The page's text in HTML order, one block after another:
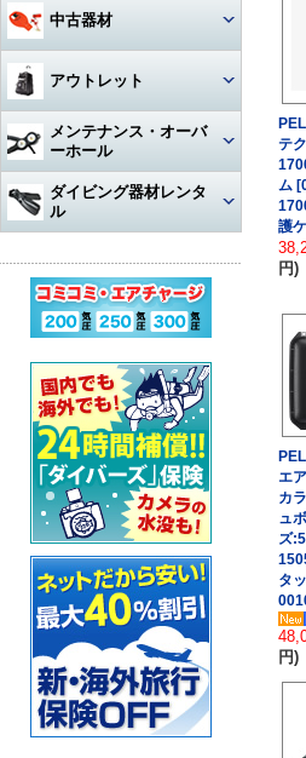
冬用アクセサリー・暖かアイテ
ム
キーホルダー
耳栓・耳抜きアイテム
トラベルグッズ
水中遊び道具
ログタンク
保護アイテム
フラッグ
防水アイテム
その他
アパレルその他
ホース‐ゲージ（高圧）
ホース‐ドライスーツ
ホース‐その他
洗浄用品
アダプター
パーツ・その他
アクセサリー・その他
ウェットスーツ
ドライスーツ
フード
ウェイト
フーカー関連
水中通話装置
作業用道具
激レアアイテム
タンク
タンク
移充填ホース
タンクアクセサリー・その他
簡易潜水器具・緊急浮上用セッ
水中スクーター
水中銃(スピアガン)・手モリ
シャフト
シャフトアクセサリー
スリングゴム
モリ先
ウィッシュボン
ライン
バンジー
リール
パーツ・アクセサリー
コンプレッサー本体
ステッカー
超音波洗浄機
超音波洗浄機
アクセサリー・その他
その他
中古器材
カメラ関連
ダイブコンピュータ
重器材
レギュレター
オクトパス
ゲージ
BCジャケット
オクトパスインフレーター
（AIR-2等）
インフレーター
セット
軽器材
マスク
スノーケル
フィン
ブーツ
グローブ
セット
スーツ
ウェットスーツ
ドライスーツ
フード・ベスト
ボートコート
バッグ
メッシュバッグ
キャスター・キャリーバッグ
ハードケース
ウォータープルーフバッグ
ペリカンケース
レギュレターバッグ
スーツバッグ
その他
アクセサリー
ナイフ
カラビナ・フック
ホース、ゲージ、オクトパス
ホルダー
スレート
指示棒
マスク曇り止め
ベル・シェーカー
水中ライト
ウェイト
セーフティーグッズ
フロート・シグナルブイ
ホーン・ブザー
ライフジャケット
アクセサリー・その他
タンク
簡易潜水器具
水中銃(スピアガン)・手モリ関
その他
アウトレット
重器材
軽器材
その他
メンテナンス・オーバ
ーホール
レギュレター（1st+2nd）オー
バーホール
ゲージ オーバーホール
インフレーターオクトパス
インフレーター オーバーホー
BC（インフレーター含む）オ
ーバーホール
タンク耐圧検査
タンクバルブ オーバーホール
ダイブコンピューター バッテ
リー交換
エアチャージ
ダイビング器材レンタ
ル
ドライスーツ
キッズ用ウェットスーツ
重器材セット
スノーケリング3点セット
スノーケリングセット
レギュレター
BCジャケット
ゲージ
オクトパス
テ
ム
護
円)
エ
カ
ュ
ズ
タ
円)